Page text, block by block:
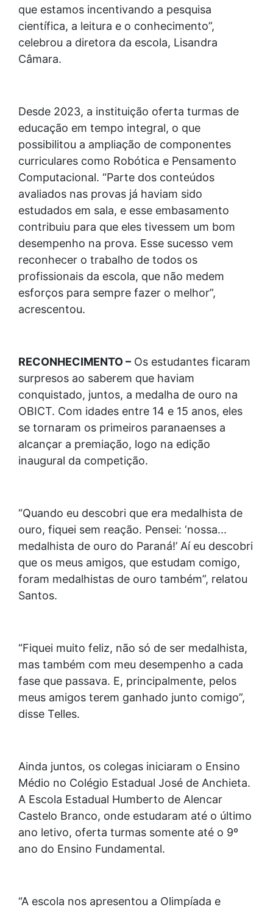
que estamos incentivando a pesquisa
científica, a leitura e o conhecimento”,
celebrou a diretora da escola, Lisandra
Câmara.
Desde 2023, a instituição oferta turmas de
educação em tempo integral, o que
possibilitou a ampliação de componentes
curriculares como Robótica e Pensamento
Computacional. “Parte dos conteúdos
avaliados nas provas já haviam sido
estudados em sala, e esse embasamento
contribuiu para que eles tivessem um bom
desempenho na prova. Esse sucesso vem
reconhecer o trabalho de todos os
profissionais da escola, que não medem
esforços para sempre fazer o melhor”,
acrescentou.
RECONHECIMENTO – Os estudantes ficaram
surpresos ao saberem que haviam
conquistado, juntos, a medalha de ouro na
OBICT. Com idades entre 14 e 15 anos, eles
se tornaram os primeiros paranaenses a
alcançar a premiação, logo na edição
inaugural da competição.
“Quando eu descobri que era medalhista de
ouro, fiquei sem reação. Pensei: ‘nossa...
medalhista de ouro do Paraná!’ Aí eu descobri
que os meus amigos, que estudam comigo,
foram medalhistas de ouro também”, relatou
Santos.
“⁠Fiquei muito feliz, não só de ser medalhista,
mas também com meu desempenho a cada
fase que passava. E, principalmente, pelos
meus amigos terem ganhado junto comigo”,
disse Telles.
Ainda juntos, os colegas iniciaram o Ensino
Médio no Colégio Estadual José de Anchieta.
A Escola Estadual Humberto de Alencar
Castelo Branco, onde estudaram até o último
ano letivo, oferta turmas somente até o 9º
ano do Ensino Fundamental.
“A escola nos apresentou a Olimpíada e